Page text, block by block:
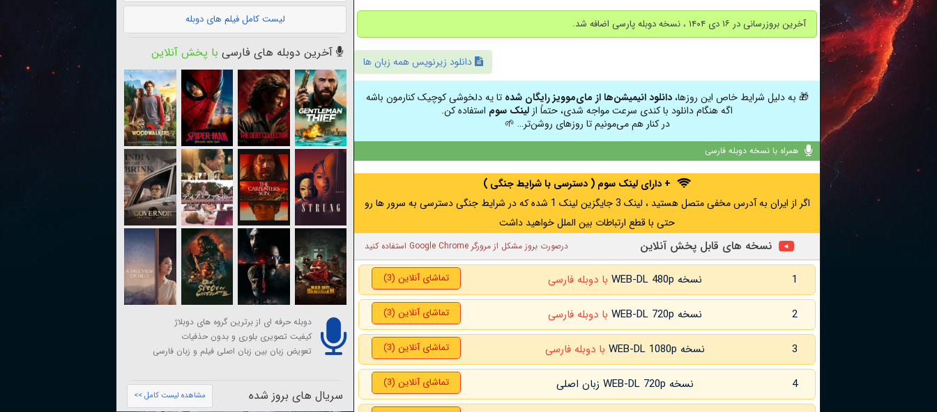
آخرین بروزرسانی در ۱۶ دی ۱۴۰۴ ، نسخه دوبله پارسی اضافه شد.
دانلود زیرنویس همه زبان ها
🎁 به دلیل شرایط خاص این روزها،دانلود انیمیشن‌ها از مای‌موویز رایگان شده تا یه دلخوشی کوچیک کنارمون باشه
اگه هنگام دانلود با کندی سرعت مواجه شدی، حتماً از لینک سوم استفاده کن.
در کنار هم می‌مونیم تا روزهای روشن‌تر… 🌱
همراه با نسخه دوبله فارسی
+ دارای لینک سوم ( دسترسی با شرایط جنگی )
اگر از ایران به آدرس مخفی متصل هستید ، لینک 3 جایگزین لینک 1 شده که در شرایط جنگی دسترسی به سرور ها رو
حتی با قطع ارتباطات بین الملل خواهید داشت
نسخه های قابل پخش آنلاین درصورت بروز مشکل از مرورگر Google Chrome استفاده کنید
1 نسخه WEB-DL 480p با دوبله فارسی تماشای آنلاین (3)
2 نسخه WEB-DL 720p با دوبله فارسی تماشای آنلاین (3)
3 نسخه WEB-DL 1080p با دوبله فارسی تماشای آنلاین (3)
4 نسخه WEB-DL 720p زبان اصلی تماشای آنلاین (3)
لیست کامل فیلم های دوبله
آخرین دوبله های فارسی با پخش آنلاین
دوبله حرفه ای از برترین گروه های دوبلاژ
کیفیت تصویری بلوری و بدون حذفیات
تعویض زبان بین زبان اصلی فیلم و زبان فارسی
سریال های بروز شده مشاهده لیست کامل >>